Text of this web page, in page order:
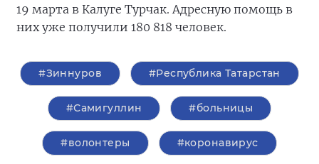
19 марта в Калуге Турчак. Адресную помощь в
них уже получили 180 818 человек.
#Зиннуров #Республика Татарстан
#Самигуллин #больницы
#волонтеры #коронавирус